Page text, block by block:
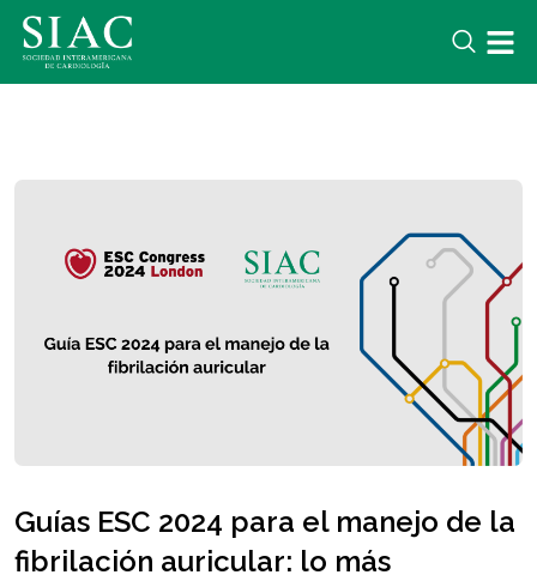
Guías ESC 2024 para el manejo de la
fibrilación auricular: lo más